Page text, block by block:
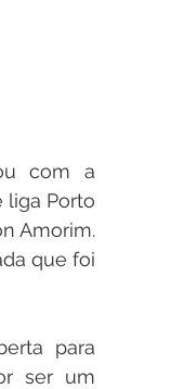
com a
liga Porto
Amorim.
que foi
para
ser um